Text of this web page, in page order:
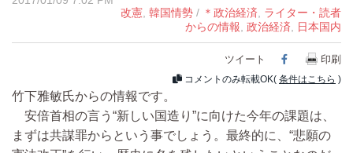
改憲, 韓国情勢 / ＊政治経済, ライター・読者
からの情報, 政治経済, 日本国内
ツイート Facebook
印刷
コメントのみ転載OK( 条件はこちら )
竹下雅敏氏からの情報です。
安倍首相の言う“新しい国造り”に向けた今年の課題は、
まずは共謀罪からという事でしょう。最終的に、“悲願の